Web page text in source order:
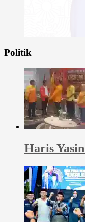
Politik
Haris